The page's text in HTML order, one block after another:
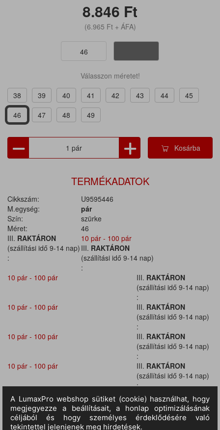
8.846 Ft
(6.965 Ft+ ÁFA)
46
Válasszon méretet!
38
39 40 41 42 43 44
45
46
47 48 49
Kosárba
TERMÉKADATOK
Cikkszám:
U9595446
M.egység:
pár
Szín:
szürke
Méret:
46
III. RAKTÁRON
(szállítási idő 9-14 nap)
:
10 pár - 100 pár
III. RAKTÁRON
(szállítási idő 9-14 nap)
:
10 pár - 100 pár
III. RAKTÁRON
(szállítási idő 9-14 nap)
:
10 pár - 100 pár
III. RAKTÁRON
(szállítási idő 9-14 nap)
:
10 pár - 100 pár
III. RAKTÁRON
(szállítási idő 9-14 nap)
:
10 pár - 100 pár
III. RAKTÁRON
(szállítási idő 9-14 nap)
:
10 pár - 100 pár
III. RAKTÁRON
(szállítási idő 9-14 nap)
:
10 pár - 100 pár
III.